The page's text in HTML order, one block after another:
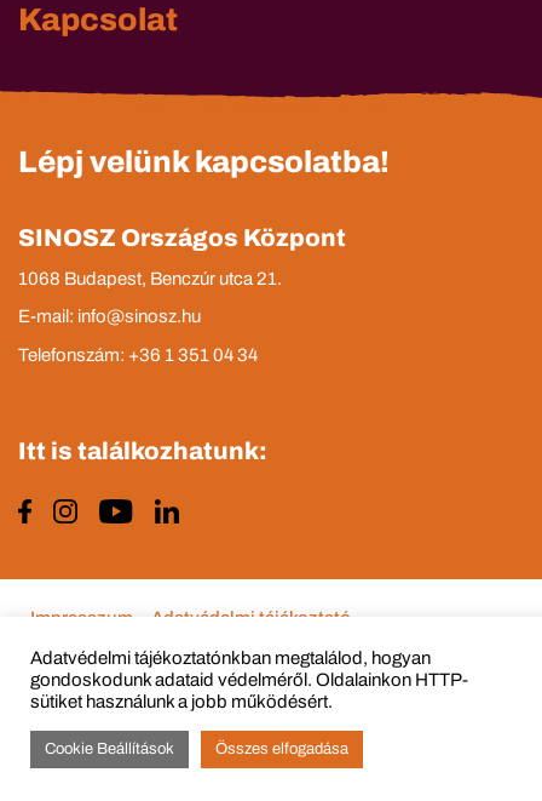
Kapcsolat
Lépj velünk kapcsolatba!
SINOSZ Országos Központ
1068 Budapest, Benczúr utca 21.
E-mail: info@sinosz.hu
Telefonszám: +36 1 351 04 34
Itt is találkozhatunk:
© Copyright 2015 - 2022 All Rights Reserved
Impresszum Adatvédelmi tájékoztató
Adatvédelmi tájékoztatónkban megtalálod, hogyan
gondoskodunk adataid védelméről. Oldalainkon HTTP-
sütiket használunk a jobb működésért.
Cookie Beállítások Összes elfogadása